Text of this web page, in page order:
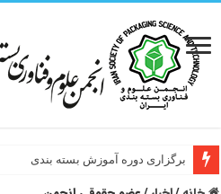
برگزاری دوره آموزش بسته بندی